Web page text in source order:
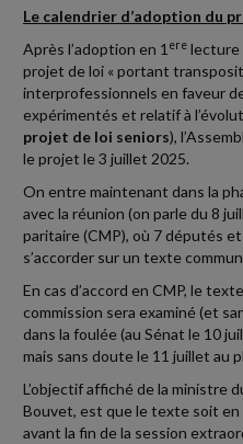
Le calendrier d’adoption du
Après l’adoption en 1 ere lecture
projet de loi « portant
interprofessionnels en faveur
expérimentés et relatif à
projet de loi seniors),
le projet le 3 juillet 2025.
On entre maintenant dans la
avec la réunion (on parle du 8
paritaire (CMP), où 7 députés
s’accorder sur un texte
En cas d’accord en CMP, le
commission sera examiné (et
dans la foulée (au Sénat le 10
mais sans doute le 11 juillet au
L’objectif affiché de la ministre
Bouvet, est que le texte soit
avant la fin de la session